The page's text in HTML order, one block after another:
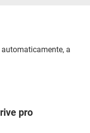
a
pro